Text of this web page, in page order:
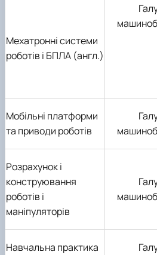
Мехатронні системи
роботів і БПЛА (англ.)
Мобільні платформи
та приводи роботів
Розрахунок і
конструювання
роботів і
маніпуляторів
Навчальна практика